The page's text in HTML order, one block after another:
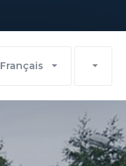
Français